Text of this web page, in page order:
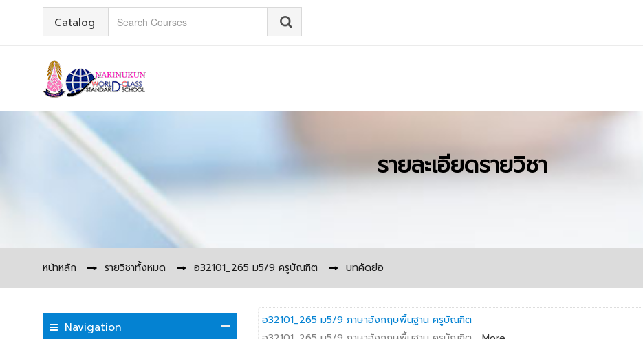
Catalog
รายละเอียดรายวิชา
หน้าหลัก ▶︎ รายวิชาทั้งหมด ▶︎ อ32101_265 ม5/9 ครูบัณฑิต ▶︎ บทคัดย่อ
อ32101_265 ม5/9 ภาษาอังกฤษพื้นฐาน ครูบัณฑิต
Navigation